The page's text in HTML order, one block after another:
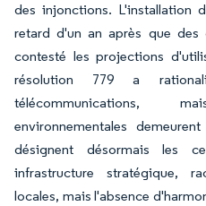
des injonctions. L'installation
retard d'un an après que des
contesté les projections
résolution 779 a
télécommunications,
environnementales
désignent désormais les
infrastructure stratégique,
locales, mais l'absence